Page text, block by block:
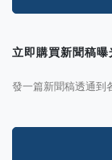
立即購買新聞稿曝
發一篇新聞稿透通到